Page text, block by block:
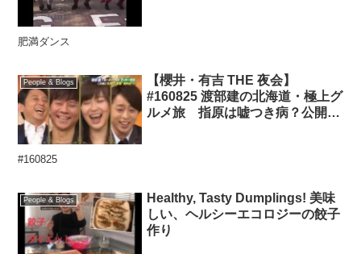
肥満ダンス
People & Blogs
【櫻井・有吉 THE 夜会】
#160825 渡部建の北海道・極上グ
ルメ旅 指原は嘘つき病？公開謝
#160825
People & Blogs
Healthy, Tasty Dumplings! 美味
しい、ヘルシーエコロジーの餃子
作り